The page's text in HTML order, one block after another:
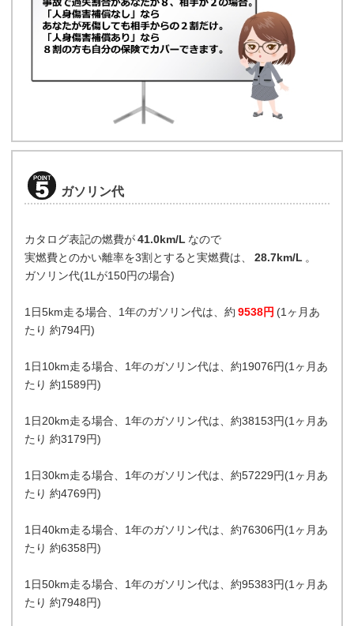
ガソリン代
カタログ表記の燃費が41.0km/L なので
実燃費とのかい離率を3割とすると実燃費は、
28.7km/L 。
ガソリン代(1Lが150円の場合)
1日5km走る場合、1年のガソリン代は、約 9538円 (1ヶ月あ
たり 約794円)
1日10km走る場合、1年のガソリン代は、約19076円(1ヶ月あ
たり 約1589円)
1日20km走る場合、1年のガソリン代は、約38153円(1ヶ月あ
たり 約3179円)
1日30km走る場合、1年のガソリン代は、約57229円(1ヶ月あ
たり 約4769円)
1日40km走る場合、1年のガソリン代は、約76306円(1ヶ月あ
たり 約6358円)
1日50km走る場合、1年のガソリン代は、約95383円(1ヶ月あ
たり 約7948円)